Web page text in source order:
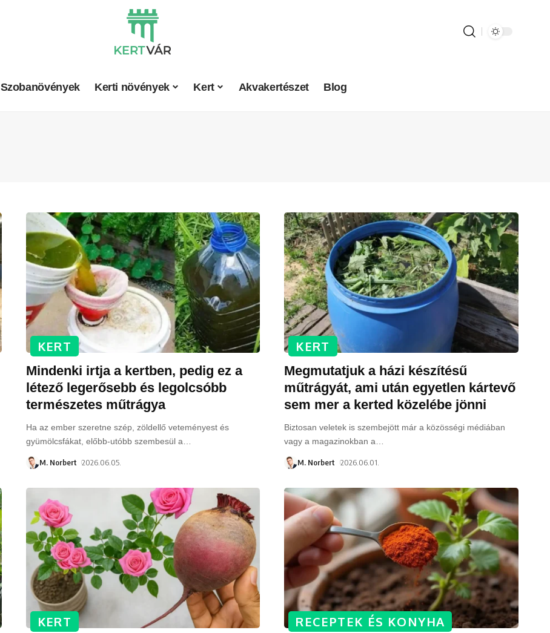
Szobanövények Kerti növények Kert Akvakertészet Blog
KERT
Mindenki irtja a kertben, pedig ez a
létező legerősebb és legolcsóbb
természetes műtrágya
Ha az ember szeretne szép, zöldellő veteményest és
gyümölcsfákat, előbb-utóbb szembesül a
M. Norbert 2026.06.05.
KERT
Megmutatjuk a házi készítésű
műtrágyát, ami után egyetlen kártevő
sem mer a kerted közelébe jönni
Biztosan veletek is szembejött már a közösségi médiában
vagy a magazinokban a
M. Norbert 2026.06.01.
KERT RECEPTEK ÉS KONYHA